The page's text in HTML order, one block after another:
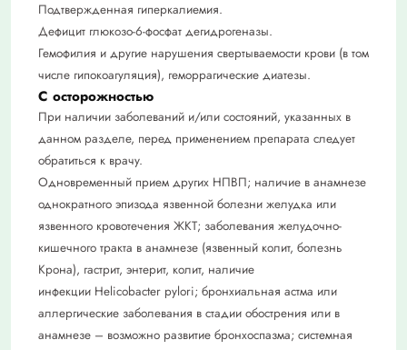
Подтвержденная гиперкалиемия.
Дефицит глюкозо-6-фосфат дегидрогеназы.
Гемофилия и другие нарушения свертываемости крови (в том
числе гипокоагуляция), геморрагические диатезы.
С осторожностью
При наличии заболеваний и/или состояний, указанных в
данном разделе, перед применением препарата следует
обратиться к врачу.
Одновременный прием других НПВП; наличие в анамнезе
однократного эпизода язвенной болезни желудка или
язвенного кровотечения ЖКТ; заболевания желудочно-
кишечного тракта в анамнезе (язвенный колит, болезнь
Крона), гастрит, энтерит, колит, наличие
инфекции Helicobacter pylori; бронхиальная астма или
аллергические заболевания в стадии обострения или в
анамнезе – возможно развитие бронхоспазма; системная